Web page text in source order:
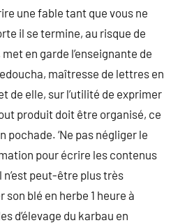
une fable tant que vous ne
il se termine, au risque de
en garde l’enseignante de
maîtresse de lettres en
de elle, sur l’utilité de exprimer
produit doit être organisé, ce
pochade. ‘Ne pas négliger le
pour écrire les contenus
n’est peut-être plus très
blé en herbe 1 heure à
d’élevage du karbau en